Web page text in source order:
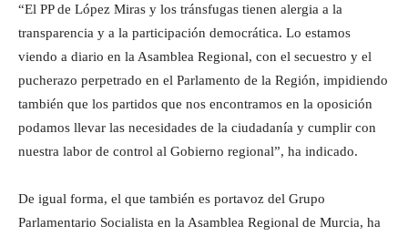
“El PP de López Miras y los tránsfugas tienen alergia a la
transparencia y a la participación democrática. Lo estamos
viendo a diario en la Asamblea Regional, con el secuestro y el
pucherazo perpetrado en el Parlamento de la Región, impidiendo
también que los partidos que nos encontramos en la oposición
podamos llevar las necesidades de la ciudadanía y cumplir con
nuestra labor de control al Gobierno regional”, ha indicado.
De igual forma, el que también es portavoz del Grupo
Parlamentario Socialista en la Asamblea Regional de Murcia, ha